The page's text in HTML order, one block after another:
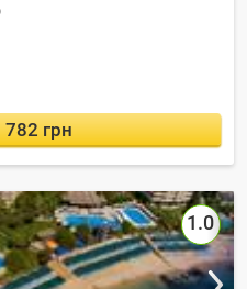
782 грн
1.0